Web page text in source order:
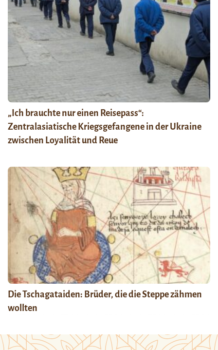
„Ich brauchte nur einen Reisepass“:
Zentralasiatische Kriegsgefangene in der Ukraine
zwischen Loyalität und Reue
Die Tschagataiden: Brüder, die die Steppe zähmen
wollten